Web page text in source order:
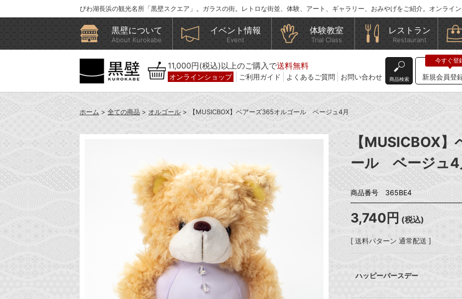
びわ湖長浜の観光名所「黒壁スクエア」。ガラスの街。レトロな街並、体験、アート、ギャラリー、おみやげをご紹介。オンライン
黒壁について
About Kurokabe
イベント情報
Event
体験教室
Trial Class
レストラン
Restaurant
11,000円(税込)以上のご購入で送料無料
オンラインショップ ご利用ガイド よくあるご質問 お問い合わせ 商品検索 新規会員登
ホーム > 全ての商品 > オルゴール > 【MUSICBOX】ベアーズ365オルゴール ベージュ4月
【MUSICBOX
ール ベージュ4
商品番号 365BE4
3,740円 (税込)
[ 送料パターン 通常配送 ]
ハッピーバースデー